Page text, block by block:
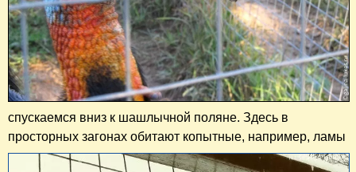
спускаемся вниз к шашлычной поляне. Здесь в
просторных загонах обитают копытные, например, ламы